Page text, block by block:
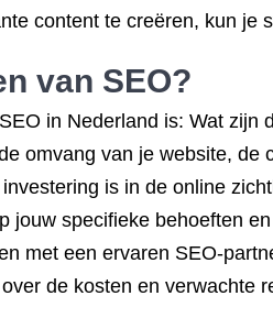
content te creëren, kun
van SEO?
in Nederland is: Wat
omvang van je website,
is in de online
jouw specifieke behoeften
met een ervaren SEO-
de kosten en verwachte